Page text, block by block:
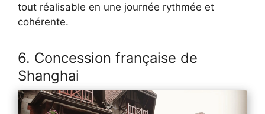
tout réalisable en une journée rythmée et
cohérente.
6. Concession française de
Shanghai